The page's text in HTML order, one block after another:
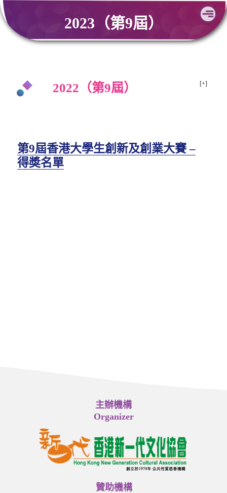
Skip
to
content
2023（第9屆）
2022（第9屆）
第9屆香港大學生創新及創業大賽 –
得奬名單
主辦機構
Organizer
贊助機構